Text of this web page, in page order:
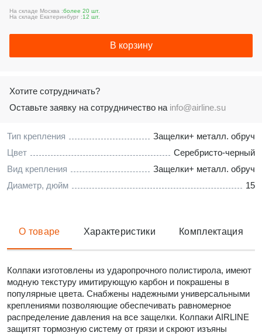
Тип крепления
Защелки+ металл. обруч
Цвет
Серебристо-черный
Вид крепления
Защелки+ металл. обруч
Диаметр, дюйм
15
На складе Москва :более 20 шт.
На складе Екатеринбург :12 шт.
В корзину
Хотите сотрудничать?
Оставьте заявку на сотрудничество на info@airline.su
О товаре Характеристики Комплектация
Колпаки изготовлены из ударопрочного полистирола, имеют
модную текстуру имитирующую карбон и покрашены в
популярные цвета. Снабжены надежными универсальными
креплениями позволяющие обеспечивать равномерное
распределение давления на все защелки. Колпаки AIRLINE
защитят тормозную систему от грязи и скроют изъяны